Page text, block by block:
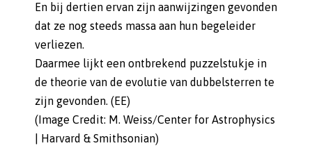
En bij dertien ervan zijn aanwijzingen gevonden
dat ze nog steeds massa aan hun begeleider
verliezen.
Daarmee lijkt een ontbrekend puzzelstukje in
de theorie van de evolutie van dubbelsterren te
zijn gevonden. (EE)
(Image Credit: M. Weiss/Center for Astrophysics
| Harvard & Smithsonian)